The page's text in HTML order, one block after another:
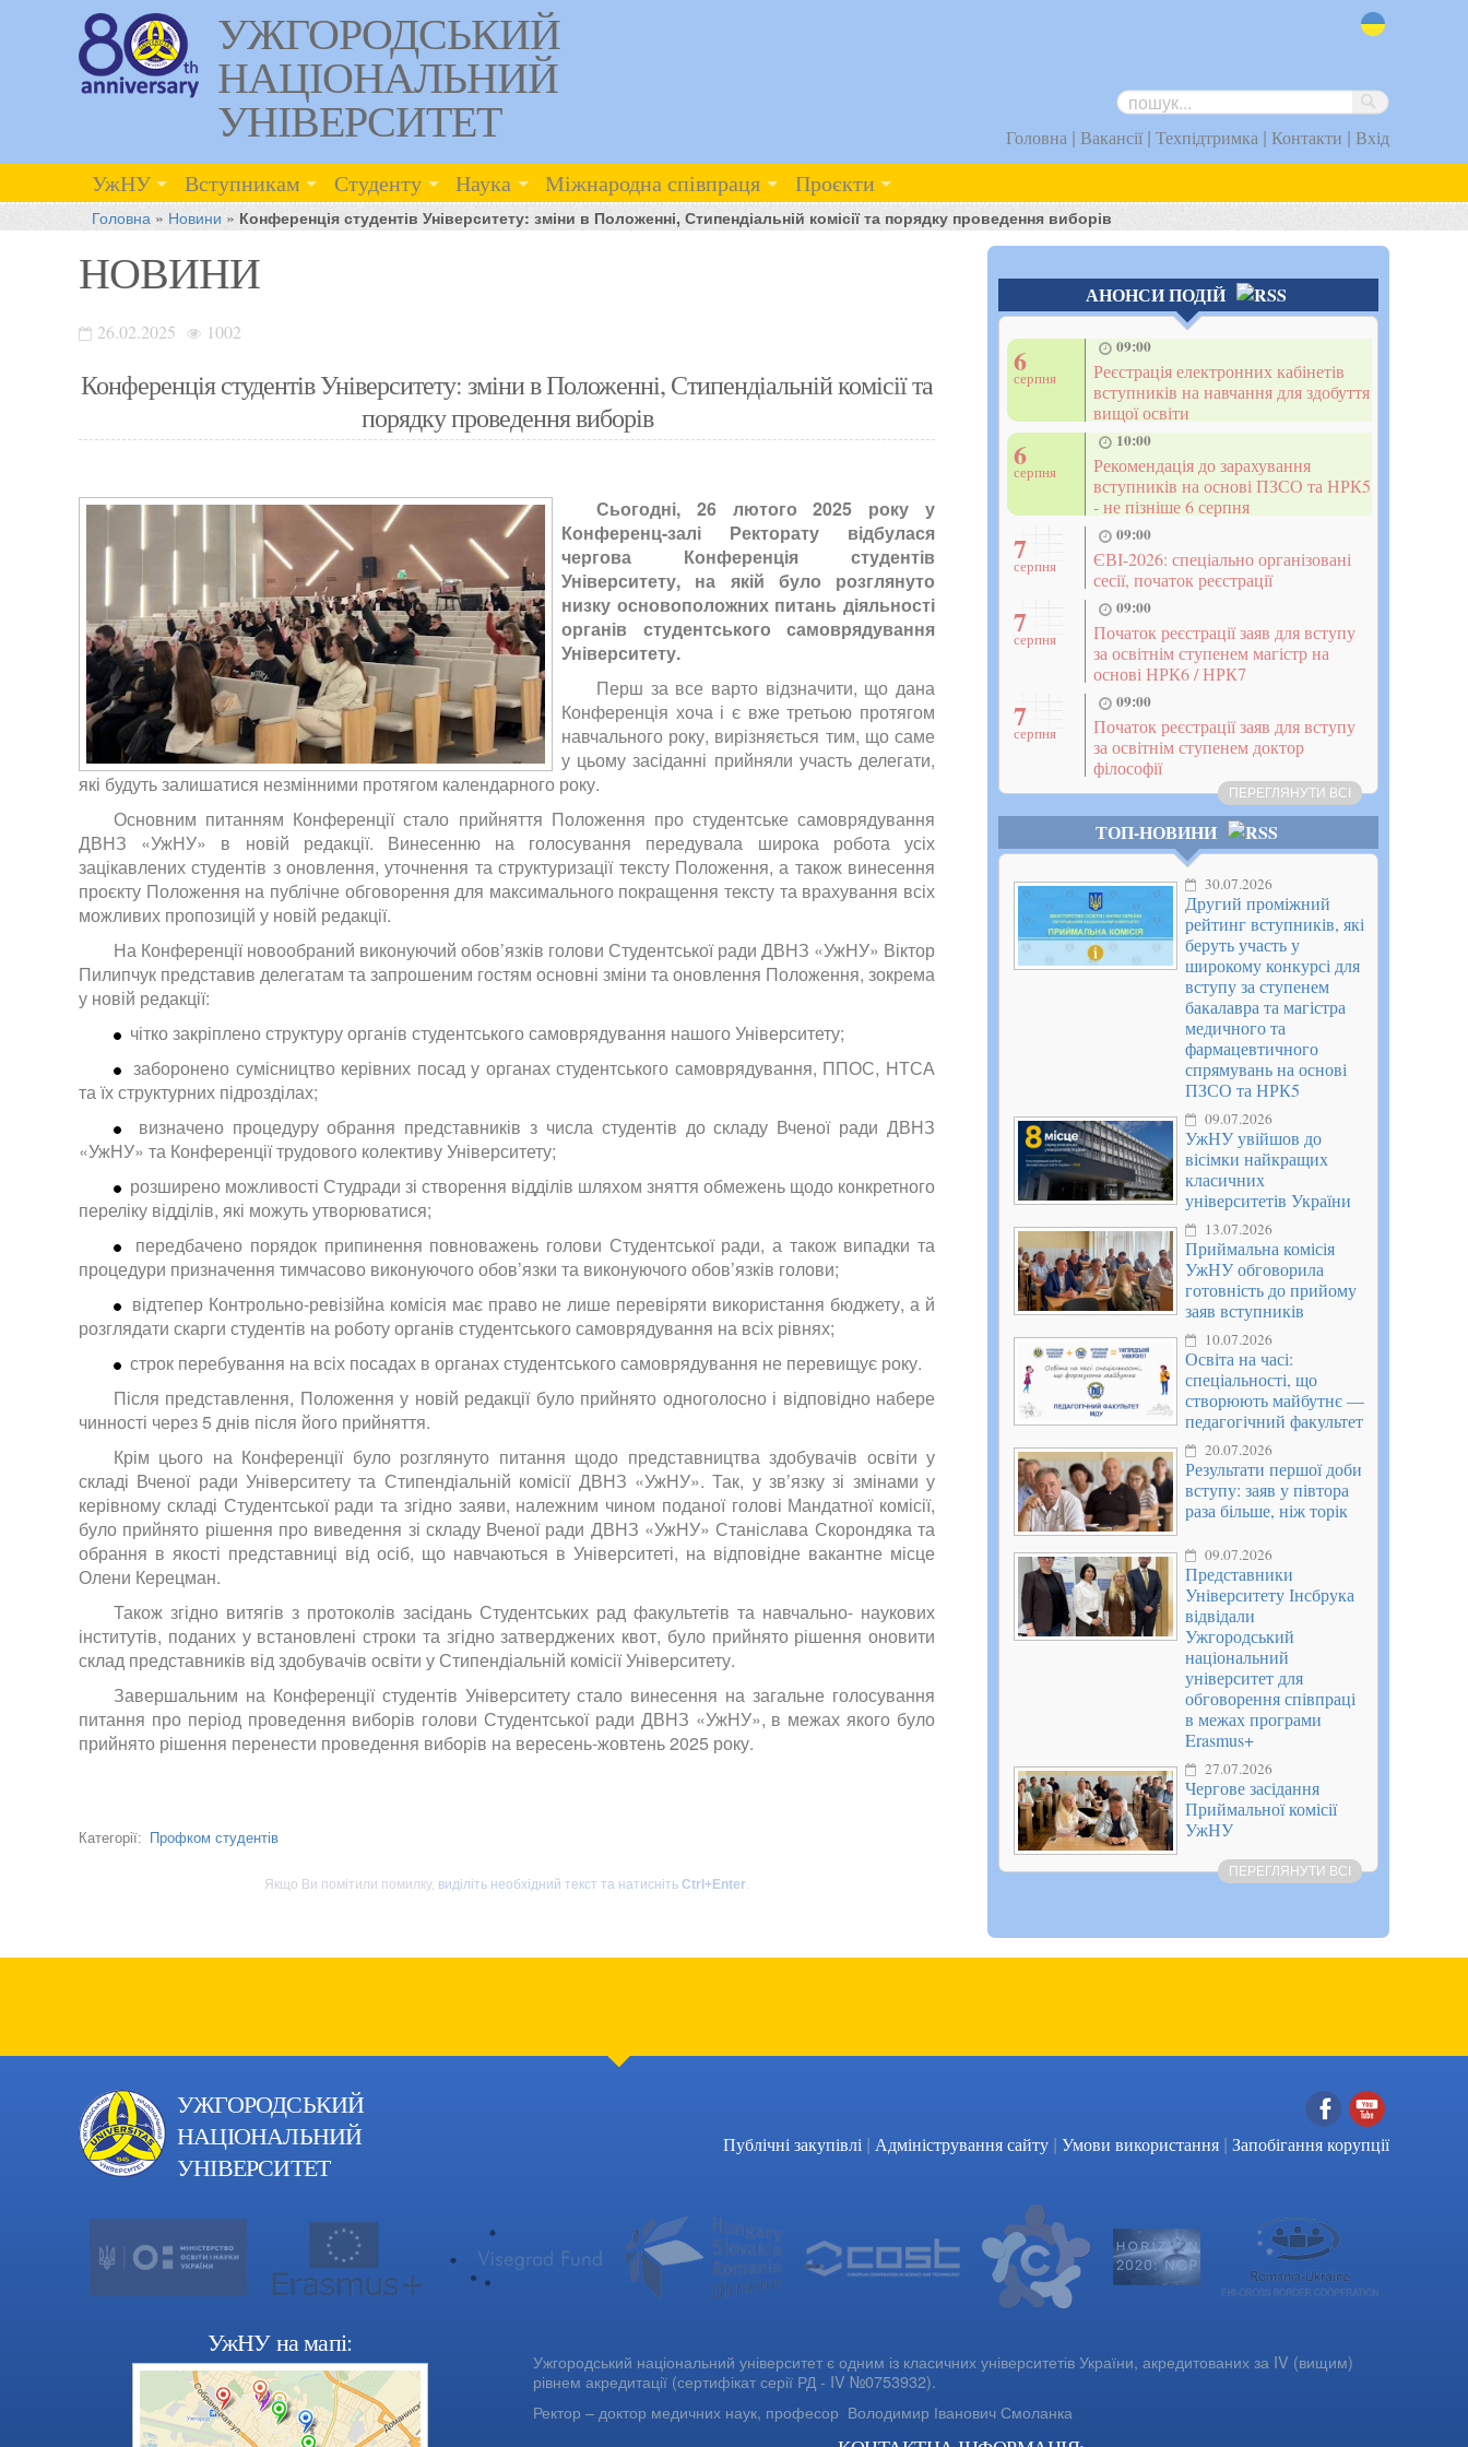
УЖГОРОДСЬКИЙ
НАЦІОНАЛЬНИЙ
УНІВЕРСИТЕТ Головна | Вакансії| Техпідтримка | Контакти | Вхід
УжНУ Вступникам Студенту Наука Міжнародна співпраця Проєкти
Головна » Новини » Конференція студентів Університету: зміни в Положенні, Стипендіальній комісії та порядку проведення виборів
НОВИНИ
26.02.2025 1002
Конференція студентів Університету: зміни в Положенні, Стипендіальній комісії та
порядку проведення виборів
Сьогодні, 26 лютого 2025 року у
Конференц-залі Ректорату відбулася
чергова Конференція студентів
Університету, на якій було розглянуто
низку основоположних питань діяльності
органів студентського самоврядування
Університету.
Перш за все варто відзначити, що дана
Конференція хоча і є вже третьою протягом
навчального року, вирізняється тим, що саме
у цьому засіданні прийняли участь делегати,
які будуть залишатися незмінними протягом календарного року.
Основним питанням Конференції стало прийняття Положення про студентське самоврядування
ДВНЗ «УжНУ» в новій редакції. Винесенню на голосування передувала широка робота усіх
зацікавлених студентів з оновлення, уточнення та структуризації тексту Положення, а також винесення
проєкту Положення на публічне обговорення для максимального покращення тексту та врахування всіх
можливих пропозицій у новій редакції.
На Конференції новообраний виконуючий обов’язків голови Студентської ради ДВНЗ «УжНУ» Віктор
Пилипчук представив делегатам та запрошеним гостям основні зміни та оновлення Положення, зокрема
у новій редакції:
чітко закріплено структуру органів студентського самоврядування нашого Університету;
заборонено сумісництво керівних посад у органах студентського самоврядування, ППОС, НТСА
та їх структурних підрозділах;
визначено процедуру обрання представників з числа студентів до складу Вченої ради ДВНЗ
«УжНУ» та Конференції трудового колективу Університету;
розширено можливості Студради зі створення відділів шляхом зняття обмежень щодо конкретного
переліку відділів, які можуть утворюватися;
передбачено порядок припинення повноважень голови Студентської ради, а також випадки та
процедури призначення тимчасово виконуючого обов’язки та виконуючого обов’язків голови;
відтепер Контрольно-ревізійна комісія має право не лише перевіряти використання бюджету, а й
розглядати скарги студентів на роботу органів студентського самоврядування на всіх рівнях;
строк перебування на всіх посадах в органах студентського самоврядування не перевищує року.
Після представлення, Положення у новій редакції було прийнято одноголосно і відповідно набере
чинності через 5 днів після його прийняття.
Крім цього на Конференції було розглянуто питання щодо представництва здобувачів освіти у
складі Вченої ради Університету та Стипендіальній комісії ДВНЗ «УжНУ». Так, у зв’язку зі змінами у
керівному складі Студентської ради та згідно заяви, належним чином поданої голові Мандатної комісії,
було прийнято рішення про виведення зі складу Вченої ради ДВНЗ «УжНУ» Станіслава Скорондяка та
обрання в якості представниці від осіб, що навчаються в Університеті, на відповідне вакантне місце
Олени Керецман.
Також згідно витягів з протоколів засідань Студентських рад факультетів та навчально- наукових
інститутів, поданих у встановлені строки та згідно затверджених квот, було прийнято рішення оновити
склад представників від здобувачів освіти у Стипендіальній комісії Університету.
Завершальним на Конференції студентів Університету стало винесення на загальне голосування
питання про період проведення виборів голови Студентської ради ДВНЗ «УжНУ», в межах якого було
прийнято рішення перенести проведення виборів на вересень-жовтень 2025 року.
Категорії: Профком студентів
Якщо Ви помітили помилку, виділіть необхідний текст та натисніть Ctrl+Enter.
АНОНСИ ПОДІЙ
6
серпня
09:00
Реєстрація електронних кабінетів
вступників на навчання для здобуття
вищої освіти
6
серпня
10:00
Рекомендація до зарахування
вступників на основі ПЗСО та НРК5
- не пізніше 6 серпня
7
серпня
09:00
ЄВІ-2026: спеціально організовані
сесії, початок реєстрації
7
серпня
09:00
Початок реєстрації заяв для вступу
за освітнім ступенем магістр на
основі НРК6 / НРК7
7
серпня
09:00
Початок реєстрації заяв для вступу
за освітнім ступенем доктор
філософії
ПЕРЕГЛЯНУТИ ВСІ
ТОП-НОВИНИ
30.07.2026
Другий проміжний
рейтинг вступників, які
беруть участь у
широкому конкурсі для
вступу за ступенем
бакалавра та магістра
медичного та
фармацевтичного
спрямувань на основі
ПЗСО та НРК5
09.07.2026
УжНУ увійшов до
вісімки найкращих
класичних
університетів України
13.07.2026
Приймальна комісія
УжНУ обговорила
готовність до прийому
заяв вступників
10.07.2026
Освіта на часі:
спеціальності, що
створюють майбутнє —
педагогічний факультет
20.07.2026
Результати першої доби
вступу: заяв у півтора
раза більше, ніж торік
09.07.2026
Представники
Університету Інсбрука
відвідали
Ужгородський
національний
університет для
обговорення співпраці
в межах програми
Erasmus+
27.07.2026
Чергове засідання
Приймальної комісії
УжНУ
ПЕРЕГЛЯНУТИ ВСІ
УЖГОРОДСЬКИЙ
НАЦІОНАЛЬНИЙ
УНІВЕРСИТЕТ
Facebook
YouTube
Публічні закупівлі | Адміністрування сайту | Умови використання | Запобігання корупції
УжНУ на мапі:
Ужгородський національний університет є одним із класичних університетів України, акредитованих за IV (вищим)
рівнем акредитації (сертифікат серії РД - IV №0753932).
Ректор – доктор медичних наук, професор Володимир Іванович Смоланка